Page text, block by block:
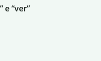
e “ver”